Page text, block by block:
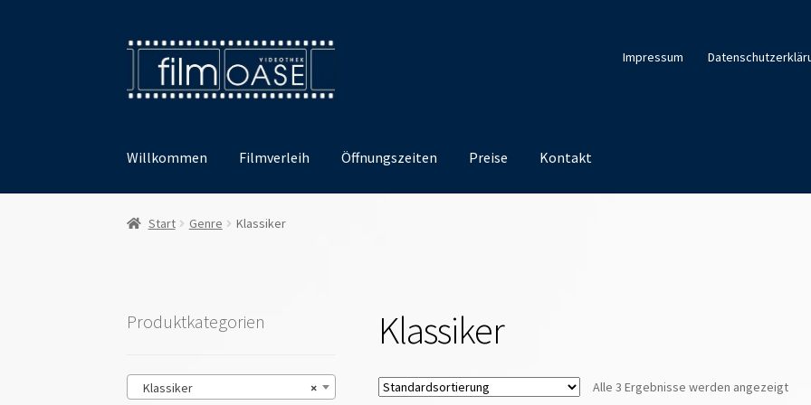
Zur
Navigation
springen
Zum
Inhalt
springen
Impressum
Willkommen Filmverleih Öffnungszeiten Preise Kontakt
Start Genre Klassiker
Klassiker
Alle 3 Ergebnisse werden angezeigt
Produktkategorien
×
Klassiker